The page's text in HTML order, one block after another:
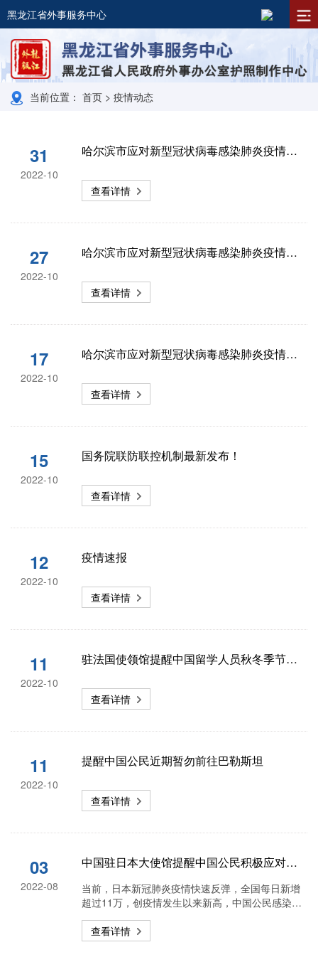
黑龙江省外事服务中心
当前位置： 首页 > 疫情动态
31
2022-10
哈尔滨市应对新型冠状病毒感染肺炎疫情工作指挥部第73号公告
查看详情
27
2022-10
哈尔滨市应对新型冠状病毒感染肺炎疫情工作指挥部第72号公告
查看详情
17
2022-10
哈尔滨市应对新型冠状病毒感染肺炎疫情工作指挥部第71号公告
查看详情
15
2022-10
国务院联防联控机制最新发布！
查看详情
12
2022-10
疫情速报
查看详情
11
2022-10
驻法国使领馆提醒中国留学人员秋冬季节加强疫情防护和注意留学安全
查看详情
11
2022-10
提醒中国公民近期暂勿前往巴勒斯坦
查看详情
03
2022-08
中国驻日本大使馆提醒中国公民积极应对新一轮疫情高峰
当前，日本新冠肺炎疫情快速反弹，全国每日新增
超过11万，创疫情发生以来新高，中国公民感染情
况严峻
查看详情